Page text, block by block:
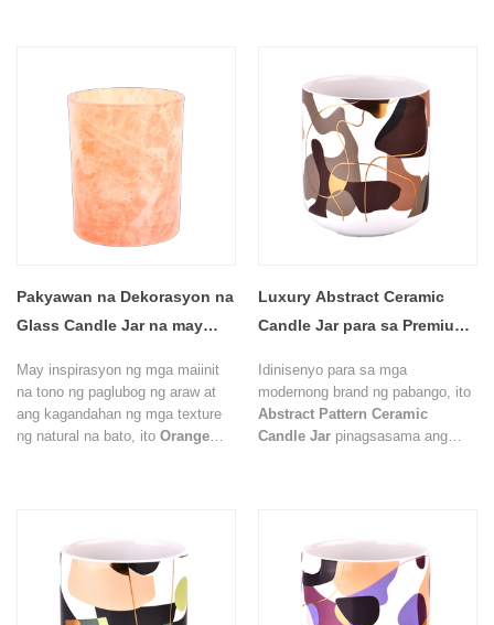
patterns na lumikha ng
pambihirang lalim at visual
Pakyawan na Dekorasyon na
Glass Candle Jar na may
May inspirasyon ng mga maiinit
na tono ng paglubog ng araw at
ang kagandahan ng mga texture
ng natural na bato, ito Orange
Ang semi-transparent na orange
finish at marble-like pattern ay
lumilikha ng sopistikadong visual
effect na nagpapaganda sa
Luxury Abstract Ceramic
Candle Jar para sa Premium
Idinisenyo para sa mga
modernong brand ng pabango, ito
Abstract Pattern Ceramic
Candle Jar pinagsasama ang
mga warm earth tone, kabilang
ang cream, mocha, caramel,
blush pink, at chocolate brown, na
lumilikha ng sopistikadong visual